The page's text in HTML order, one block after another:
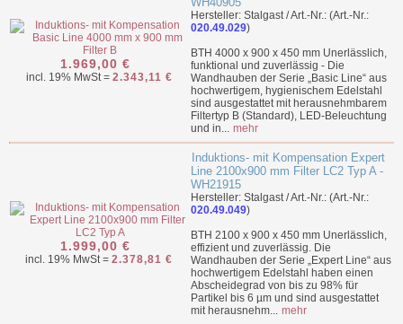
1.969,00 €
incl. 19% MwSt = 2.343,11 €
Hersteller: Stalgast / Art.-Nr.: (Art.-Nr.:
020.49.029)
BTH 4000 x 900 x 450 mm Unerlässlich,
funktional und zuverlässig - Die
Wandhauben der Serie „Basic Line“ aus
hochwertigem, hygienischem Edelstahl
sind ausgestattet mit herausnehmbarem
Filtertyp B (Standard), LED-Beleuchtung
und in... mehr
1.999,00 €
incl. 19% MwSt = 2.378,81 €
Induktions- mit Kompensation Expert
Line 2100x900 mm Filter LC2 Typ A -
WH21915
Hersteller: Stalgast / Art.-Nr.: (Art.-Nr.:
020.49.049)
BTH 2100 x 900 x 450 mm Unerlässlich,
effizient und zuverlässig. Die
Wandhauben der Serie „Expert Line“ aus
hochwertigem Edelstahl haben einen
Abscheidegrad von bis zu 98% für
Partikel bis 6 µm und sind ausgestattet
mit herausnehm... mehr